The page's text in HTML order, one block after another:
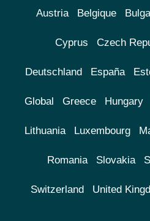
Austria Belgique
Cyprus Czech
Deutschland España
Global Greece Hungary
Lithuania Luxembourg
Romania Slovakia
Switzerland United